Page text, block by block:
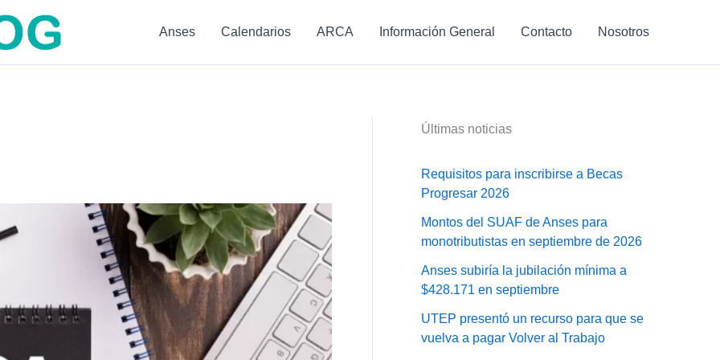
Anses Calendarios ARCA Información General Contacto Nosotros
Últimas noticias
Requisitos para inscribirse a Becas
Progresar 2026
Montos del SUAF de Anses para
monotributistas en septiembre de 2026
Anses subiría la jubilación mínima a
$428.171 en septiembre
UTEP presentó un recurso para que se
vuelva a pagar Volver al Trabajo